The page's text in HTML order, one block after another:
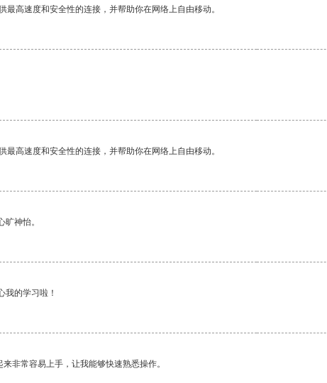
最高速度和安全性的连接，并帮助你在网络上自由移动。
最高速度和安全性的连接，并帮助你在网络上自由移动。
神怡。
我的学习啦！
非常容易上手，让我能够快速熟悉操作。